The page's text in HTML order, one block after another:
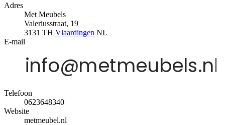
Adres
Met Meubels
Valeriusstraat, 19
3131 TH Vlaardingen NL
E-mail
Telefoon
0623648340
Website
metmeubel.nl